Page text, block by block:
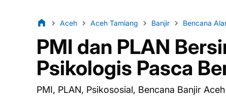
Aceh Aceh Tamiang Banjir Bencana
PMI dan PLAN
Psikologis Pasca
PMI, PLAN, Psikososial, Bencana Banjir